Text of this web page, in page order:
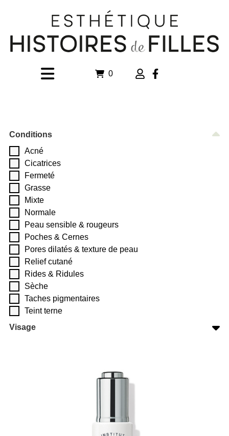
0
Conditions
Acné
Cicatrices
Fermeté
Grasse
Mixte
Normale
Peau sensible & rougeurs
Poches & Cernes
Pores dilatés & texture de peau
Relief cutané
Rides & Ridules
Sèche
Taches pigmentaires
Teint terne
Visage